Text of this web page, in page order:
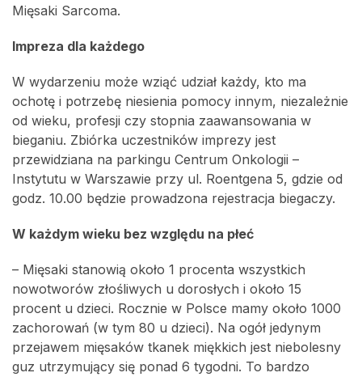
Mięsaki Sarcoma.
Impreza dla każdego
W wydarzeniu może wziąć udział każdy, kto ma
ochotę i potrzebę niesienia pomocy innym, niezależnie
od wieku, profesji czy stopnia zaawansowania w
bieganiu. Zbiórka uczestników imprezy jest
przewidziana na parkingu Centrum Onkologii –
Instytutu w Warszawie przy ul. Roentgena 5, gdzie od
godz. 10.00 będzie prowadzona rejestracja biegaczy.
W każdym wieku bez względu na płeć
– Mięsaki stanowią około 1 procenta wszystkich
nowotworów złośliwych u dorosłych i około 15
procent u dzieci. Rocznie w Polsce mamy około 1000
zachorowań (w tym 80 u dzieci). Na ogół jedynym
przejawem mięsaków tkanek miękkich jest niebolesny
guz utrzymujący się ponad 6 tygodni. To bardzo